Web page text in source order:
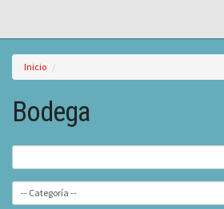
Inicio
Bodega
-- Categoría --